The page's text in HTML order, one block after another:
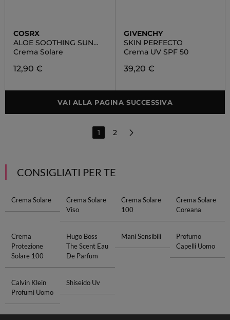
COSRX
ALOE SOOTHING SUN
CREAM SPF50
Crema Solare
12,90 €
GIVENCHY
SKIN PERFECTO
Crema UV SPF 50
39,20 €
VAI ALLA PAGINA SUCCESSIVA
1 2
CONSIGLIATI PER TE
Crema Solare
Crema Solare
Viso
Crema Solare
100
Crema Solare
Coreana
Crema
Protezione
Solare 100
Hugo Boss
The Scent Eau
De Parfum
Mani Sensibili
Profumo
Capelli Uomo
Calvin Klein
Profumi Uomo
Shiseido Uv